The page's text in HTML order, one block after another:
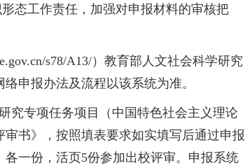
态工作责任，加强对申报材料的审核把
s78/A13/）教育部人文社会科学研究
申报办法及流程以该系统为准。
究专项任务项目（中国特色社会主义理论
书》，按照填表要求如实填写后通过申报
一份，活页5份参加出校评审。申报系统